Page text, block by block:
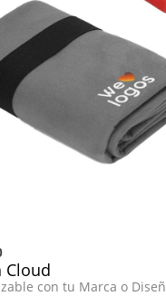
Cloud
con tu Marca o